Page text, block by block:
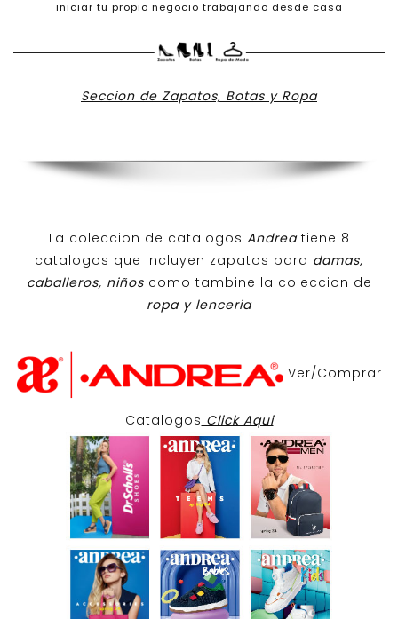
iniciar tu propio negocio trabajando desde casa
Seccion de Zapatos, Botas y Ropa
La coleccion de catalogos Andreatiene 8
catalogos que incluyen zapatos para damas,
caballeros, niños como tambine la coleccion de
ropa y lenceria
Ver/Comprar
Catalogos Click Aqui